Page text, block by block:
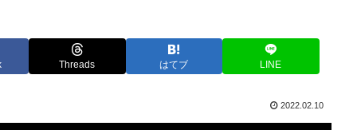
Threads はてブ LINE
2022.02.10